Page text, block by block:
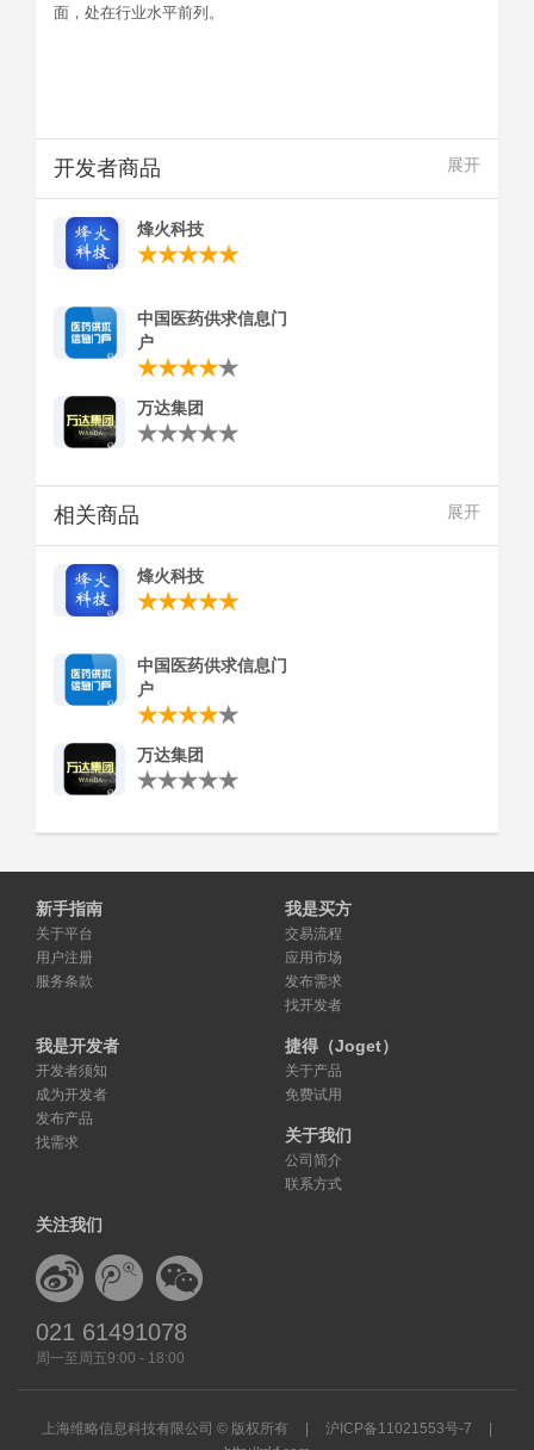
面，处在行业水平前列。
开发者商品 展开
烽火科技
中国医药供求信息门
户
万达集团
相关商品 展开
烽火科技
中国医药供求信息门
户
万达集团
新手指南
关于平台
用户注册
服务条款
我是买方
交易流程
应用市场
发布需求
找开发者
我是开发者
开发者须知
成为开发者
发布产品
找需求
捷得（Joget）
关于产品
免费试用
关于我们
公司简介
联系方式
关注我们
021 61491078
周一至周五9:00 - 18:00
上海维略信息科技有限公司 © 版权所有 沪ICP备11021553号-7